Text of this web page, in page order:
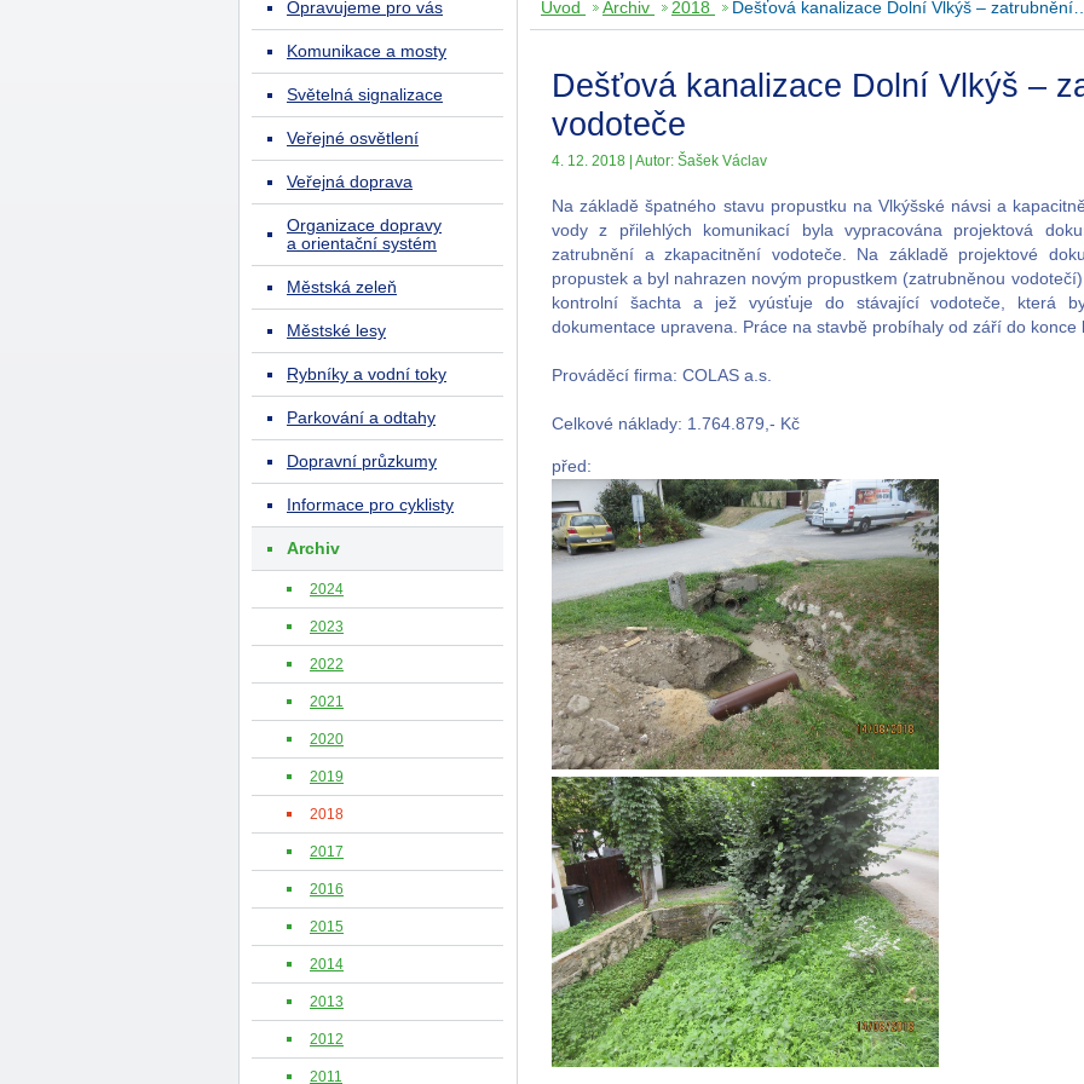
Úvod Archiv 2018 Dešťová kanalizace Dolní Vlkýš –
Dešťová kanalizace Dolní Vlkýš –
vodoteče
4. 12. 2018 | Autor: Šašek Václav
Na základě špatného stavu propustku na Vlkýšské návsi a
vody z přilehlých komunikací byla vypracována projektová
zatrubnění a zkapacitnění vodoteče. Na základě projektové
propustek a byl nahrazen novým propustkem (zatrubněnou
kontrolní šachta a jež vyúsťuje do stávající vodoteče, která
dokumentace upravena. Práce na stavbě probíhaly od září do konce
Prováděcí firma: COLAS a.s.
Celkové náklady: 1.764.879,- Kč
před:
Opravujeme pro vás
Komunikace a mosty
Světelná signalizace
Veřejné osvětlení
Veřejná doprava
Organizace dopravy
a orientační systém
Městská zeleň
Městské lesy
Rybníky a vodní toky
Parkování a odtahy
Dopravní průzkumy
Informace pro cyklisty
Archiv
2024
2023
2022
2021
2020
2019
2018
2017
2016
2015
2014
2013
2012
2011